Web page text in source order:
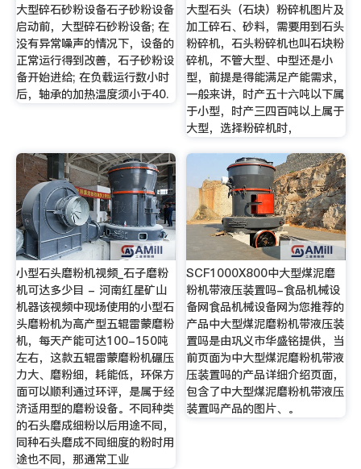
大型碎石砂粉设备石子砂粉设备
启动前，大型碎石砂粉设备; 在
没有异常噪声的情况下，设备的
正常运行得到改善，石子砂粉设
备开始进给; 在负载运行数小时
后，轴承的加热温度须小于40.
大型石头（石块）粉碎机图片及
加工碎石、砂料，需要用到石头
粉碎机，石头粉碎机也叫石块粉
碎机，不管大型、中型还是小
型，前提是得能满足产能需求，
一般来讲，时产五十六吨以下属
于小型，时产三四百吨以上属于
大型，选择粉碎机时，
小型石头磨粉机视频_石子磨粉
机可达多少目 - 河南红星矿山
机器该视频中现场使用的小型石
头磨粉机为高产型五辊雷蒙磨粉
机，每天产能可达100-150吨
左右，这款五辊雷蒙磨粉机碾压
力大、磨粉细，耗能低，环保方
面可以顺利通过环评，是属于经
济适用型的磨粉设备。不同种类
的石头磨成细粉以后用途不同，
同种石头磨成不同细度的粉时用
途也不同，那通常工业
SCF1000X800中大型煤泥磨
粉机带液压装置吗-食品机械设
备网食品机械设备网为您推荐的
产品中大型煤泥磨粉机带液压装
置吗是由巩义市华盛铭提供，当
前页面为中大型煤泥磨粉机带液
压装置吗的产品详细介绍页面，
包含了中大型煤泥磨粉机带液压
装置吗产品的图片、。